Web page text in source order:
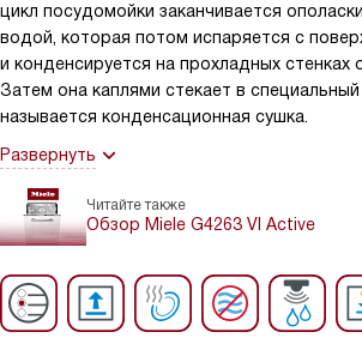
цикл посудомойки заканчивается
водой, которая потом испаряется с
и конденсируется на прохладных стенках
Затем она каплями стекает в
называется конденсационная сушка.
Развернуть
Читайте также
Обзор Miele G4263 VI Active